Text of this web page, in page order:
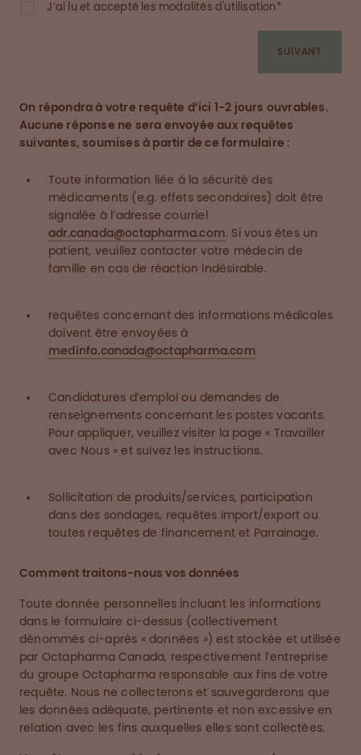
J‘ai lu et accepté les modalités d'utilisation*
SUIVANT
On répondra à votre requête d’ici 1-2 jours ouvrables.
Aucune réponse ne sera envoyée aux requêtes
suivantes, soumises à partir de ce formulaire :
Toute information liée à la sécurité des
médicaments (e.g. effets secondaires) doit être
signalée à l’adresse courriel
adr.canada@octapharma.com. Si vous êtes un
patient, veuillez contacter votre médecin de
famille en cas de réaction indésirable.
requêtes concernant des informations médicales
doivent être envoyées à
medinfo.canada@octapharma.com
Candidatures d’emploi ou demandes de
renseignements concernant les postes vacants.
Pour appliquer, veuillez visiter la page « Travailler
avec Nous » et suivez les instructions.
Sollicitation de produits/services, participation
dans des sondages, requêtes import/export ou
toutes requêtes de financement et Parrainage.
Comment traitons-nous vos données
Toute donnée personnelles incluant les informations
dans le formulaire ci-dessus (collectivement
dénommés ci-après « données ») est stockée et utilisée
par Octapharma Canada, respectivement l’entreprise
du groupe Octapharma responsable aux fins de votre
requête. Nous ne collecterons et sauvegarderons que
les données adéquate, pertinente et non excessive en
relation avec les fins auxquelles elles sont collectées.